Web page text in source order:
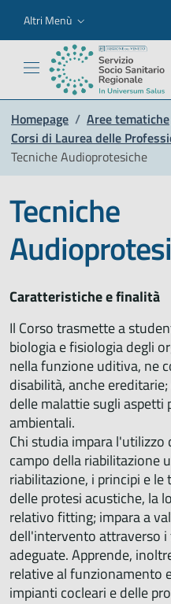
Altri Menù
Homepage / Aree tematiche
Corsi di Laurea delle
Tecniche Audioprotesiche
Tecniche
Caratteristiche e finalità
Il Corso trasmette a
biologia e fisiologia degli
nella funzione uditiva, ne
disabilità, anche
delle malattie sugli aspetti
ambientali.
Chi studia impara
campo della riabilitazione
riabilitazione, i principi e
delle protesi acustiche, la
relativo fitting; impara a
dell'intervento attraverso
adeguate. Apprende,
relative al funzionamento
impianti cocleari e delle